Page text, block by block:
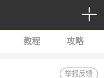
教程 攻略
举报反馈